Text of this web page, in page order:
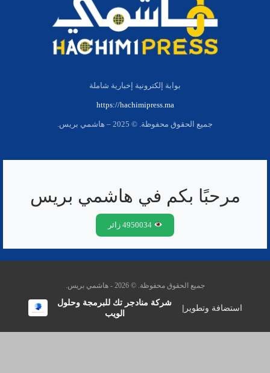
بوابة إلكترونية إخبارية شاملة
https://hachimipress.ma
جميع الحقوق محفوظة. © 2025 – هاشمي بريس.
مرحبًا بكم في هاشمي بريس
4950034 زائر
جميع الحقوق محفوظة. © 2026 - هاشمي بريس.
استضافة وتطوير |
شركة منادجر تك للبرمجة وحلول
الويب